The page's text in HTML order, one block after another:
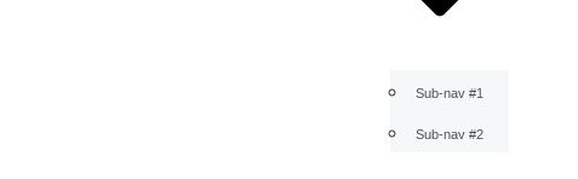
Sub-nav #1
Sub-nav #2